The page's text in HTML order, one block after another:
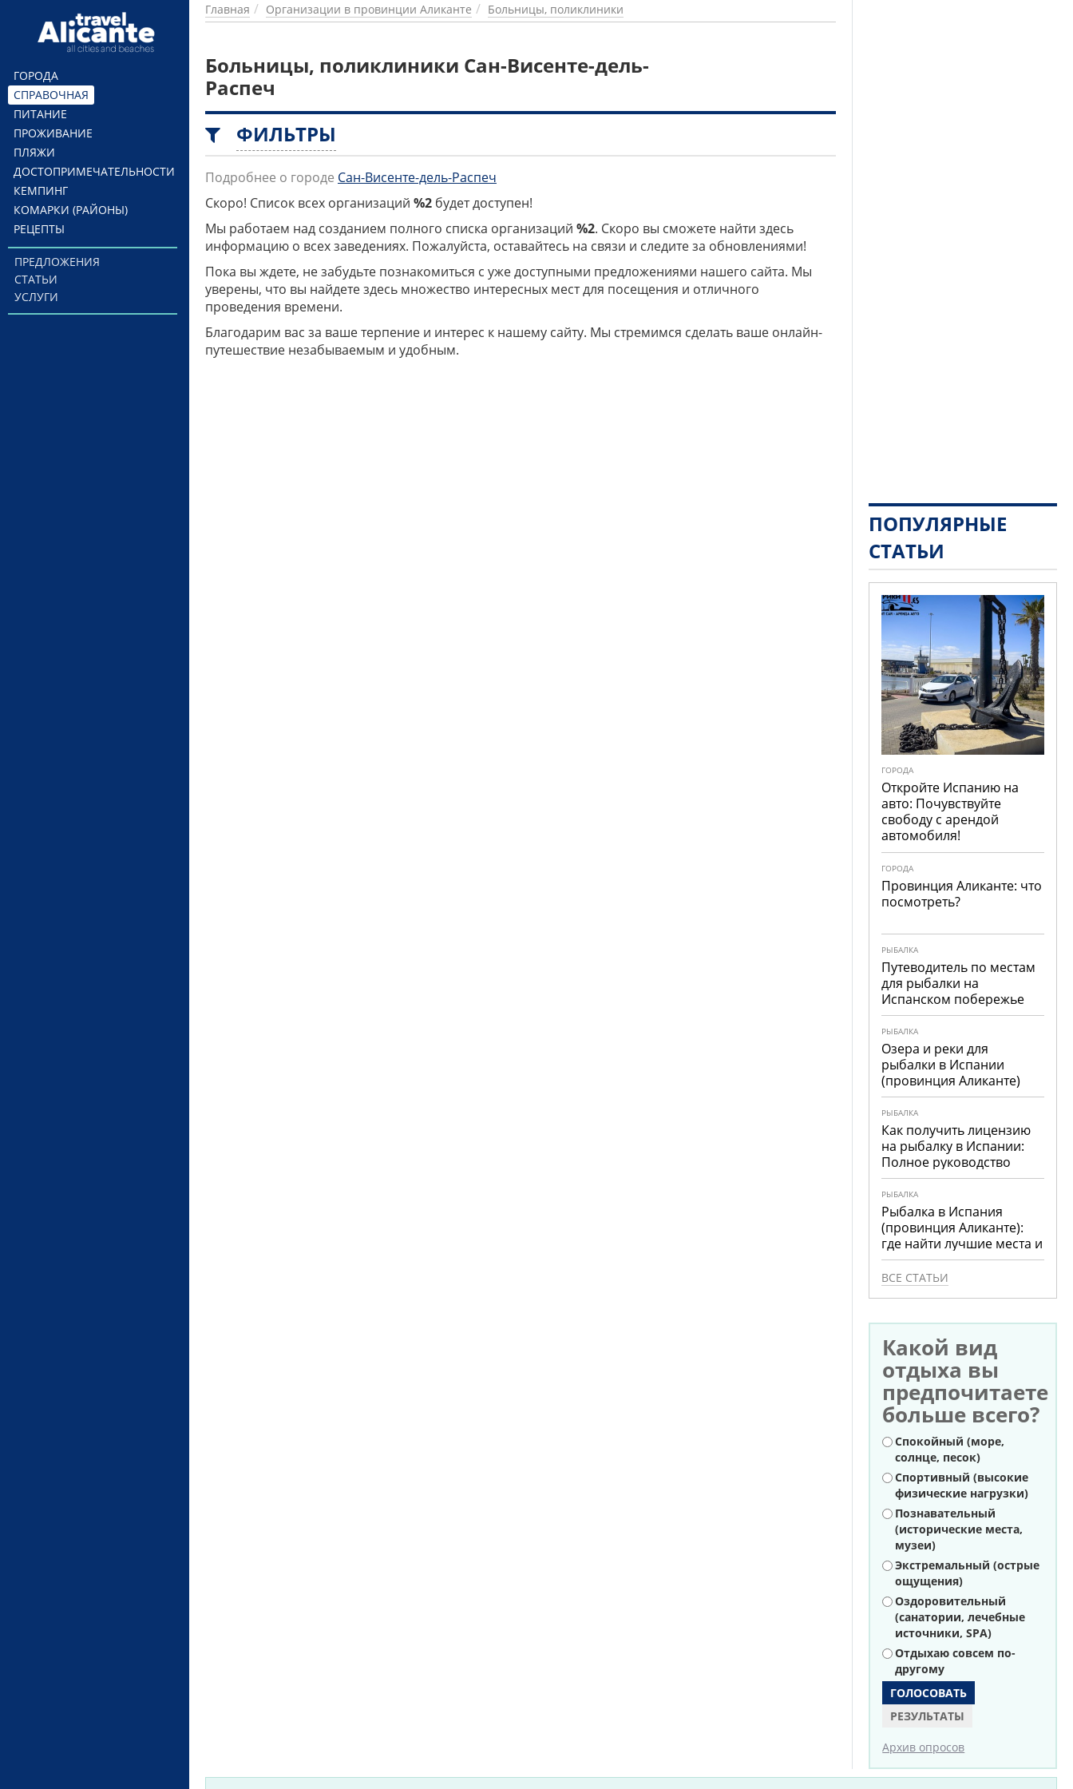
Перейти к основному содержанию
ГОРОДА
СПРАВОЧНАЯ
ПИТАНИЕ
ПРОЖИВАНИЕ
ПЛЯЖИ
ДОСТОПРИМЕЧАТЕЛЬНОСТИ
КЕМПИНГ
КОМАРКИ (РАЙОНЫ)
РЕЦЕПТЫ
ПРЕДЛОЖЕНИЯ
СТАТЬИ
УСЛУГИ
Главная Организации в провинции Аликанте Больницы, поликлиники
Больницы, поликлиники Сан-Висенте-дель-
Распеч
ФИЛЬТРЫ
Подробнее о городе Сан-Висенте-дель-Распеч
Скоро! Список всех организаций %2 будет доступен!
Мы работаем над созданием полного списка организаций %2. Скоро вы сможете найти здесь
информацию о всех заведениях. Пожалуйста, оставайтесь на связи и следите за обновлениями!
Пока вы ждете, не забудьте познакомиться с уже доступными предложениями нашего сайта. Мы
уверены, что вы найдете здесь множество интересных мест для посещения и отличного
проведения времени.
Благодарим вас за ваше терпение и интерес к нашему сайту. Мы стремимся сделать ваше онлайн-
путешествие незабываемым и удобным.
ПОПУЛЯРНЫЕ
СТАТЬИ
ГОРОДА
Откройте Испанию на
авто: Почувствуйте
свободу с арендой
автомобиля!
ГОРОДА
Провинция Аликанте: что
посмотреть?
РЫБАЛКА
Путеводитель по местам
для рыбалки на
Испанском побережье
РЫБАЛКА
Озера и реки для
рыбалки в Испании
(провинция Аликанте)
РЫБАЛКА
Как получить лицензию
на рыбалку в Испании:
Полное руководство
РЫБАЛКА
Рыбалка в Испания
(провинция Аликанте):
где найти лучшие места и
что ловить
ВСЕ СТАТЬИ
Какой вид
отдыха вы
предпочитаете
больше всего?
Варианты
Спокойный (море,
солнце, песок)
Спортивный (высокие
физические нагрузки)
Познавательный
(исторические места,
музеи)
Экстремальный (острые
ощущения)
Оздоровительный
(санатории, лечебные
источники, SPA)
Отдыхаю совсем по-
другому
РЕЗУЛЬТАТЫ
Архив опросов